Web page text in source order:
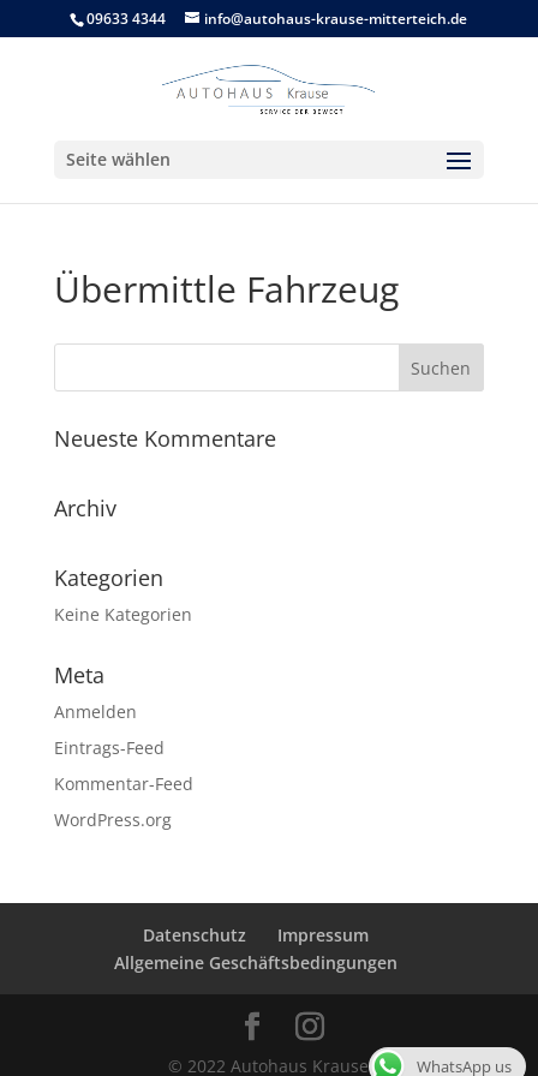
09633 4344 info@autohaus-krause-mitterteich.de
Seite wählen
Übermittle Fahrzeug
Neueste Kommentare
Archiv
Kategorien
Keine Kategorien
Meta
Anmelden
Eintrags-Feed
Kommentar-Feed
WordPress.org
Datenschutz
Impressum
Allgemeine Geschäftsbedingungen
© 2022 Autohaus Krause WhatsApp us